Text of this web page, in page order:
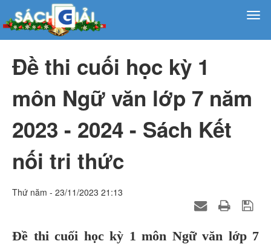
Đề thi cuối học kỳ 1
môn Ngữ văn lớp 7 năm
2023 - 2024 - Sách Kết
nối tri thức
Thứ năm - 23/11/2023 21:13
Đề thi cuối học kỳ 1 môn Ngữ văn lớp 7